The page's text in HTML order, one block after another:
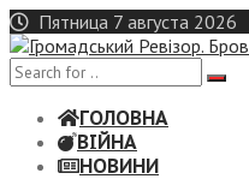
Skip
to
content
Пятница 7 августа 2026
ГОЛОВНА
ВІЙНА
НОВИНИ